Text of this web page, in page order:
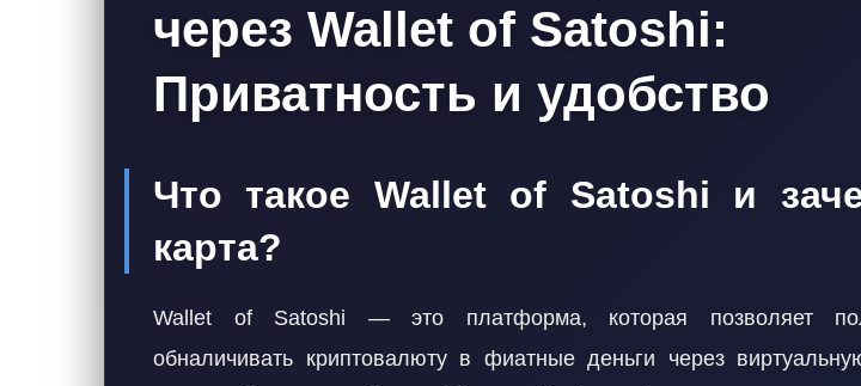
через Wallet of Satoshi:
Приватность и удобство
Что такое Wallet of Satoshi и
карта?
Wallet of Satoshi — это платформа, которая позволяет
обналичивать криптовалюту в фиатные деньги через